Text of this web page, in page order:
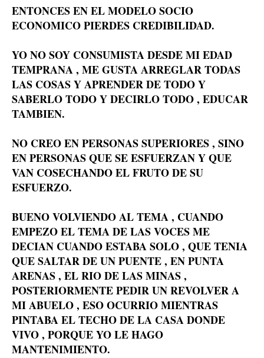
ENTONCES EN EL MODELO SOCIO
ECONOMICO PIERDES CREDIBILIDAD.
YO NO SOY CONSUMISTA DESDE MI EDAD
TEMPRANA , ME GUSTA ARREGLAR TODAS
LAS COSAS Y APRENDER DE TODO Y
SABERLO TODO Y DECIRLO TODO , EDUCAR
TAMBIEN.
NO CREO EN PERSONAS SUPERIORES , SINO
EN PERSONAS QUE SE ESFUERZAN Y QUE
VAN COSECHANDO EL FRUTO DE SU
ESFUERZO.
BUENO VOLVIENDO AL TEMA , CUANDO
EMPEZO EL TEMA DE LAS VOCES ME
DECIAN CUANDO ESTABA SOLO , QUE TENIA
QUE SALTAR DE UN PUENTE , EN PUNTA
ARENAS , EL RIO DE LAS MINAS ,
POSTERIORMENTE PEDIR UN REVOLVER A
MI ABUELO , ESO OCURRIO MIENTRAS
PINTABA EL TECHO DE LA CASA DONDE
VIVO , PORQUE YO LE HAGO
MANTENIMIENTO.